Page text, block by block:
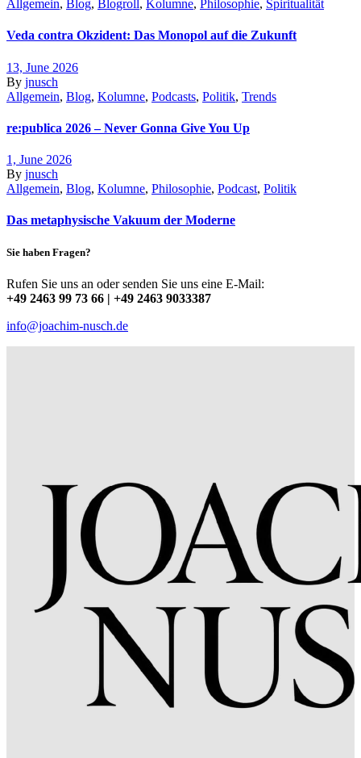
Allgemein, Blog, Blogroll, Kolumne, Philosophie, Spiritualität
Veda contra Okzident: Das Monopol auf die Zukunft
13, June 2026
By jnusch
Allgemein, Blog, Kolumne, Podcasts, Politik, Trends
re:publica 2026 – Never Gonna Give You Up
1, June 2026
By jnusch
Allgemein, Blog, Kolumne, Philosophie, Podcast, Politik
Das metaphysische Vakuum der Moderne
Sie haben Fragen?
Rufen Sie uns an oder senden Sie uns eine E-Mail:
+49 2463 99 73 66 | +49 2463 9033387
info@joachim-nusch.de